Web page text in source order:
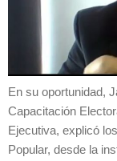
En su oportunidad,
Capacitación
Ejecutiva, explicó
Popular, desde la